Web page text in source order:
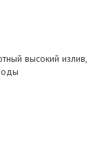
высокий излив,